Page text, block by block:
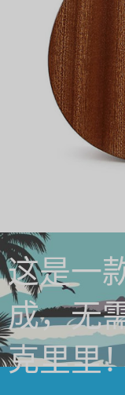
这是一
成，无
克里里